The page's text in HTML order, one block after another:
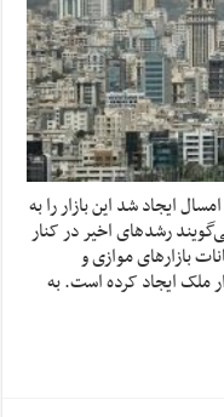
ایجاد شد این بازار را به
رشدهای اخیر در کنار
بازارهای موازی و
ملک ایجاد کرده است. به